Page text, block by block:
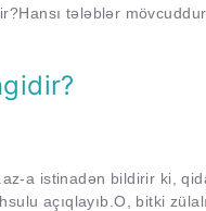
tələblər
a istinadən bildirir ki,
açıqlayıb.O, bitki